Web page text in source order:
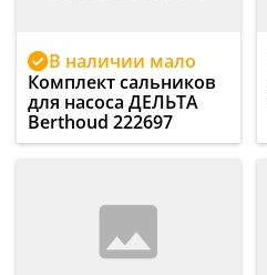
В наличии мало
Комплект сальников
для насоса ДЕЛЬТА
Berthoud 222697